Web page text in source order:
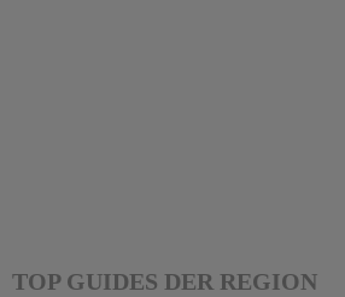
TOP GUIDES DER REGION